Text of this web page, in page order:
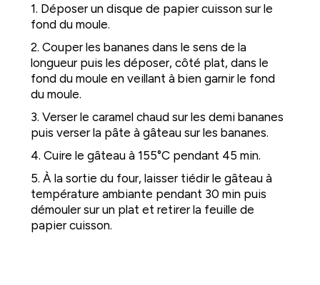
1. Déposer un disque de papier cuisson sur le
fond du moule.
2. Couper les bananes dans le sens de la
longueur puis les déposer, côté plat, dans le
fond du moule en veillant à bien garnir le fond
du moule.
3. Verser le caramel chaud sur les demi bananes
puis verser la pâte à gâteau sur les bananes.
4. Cuire le gâteau à 155°C pendant 45 min.
5. À la sortie du four, laisser tiédir le gâteau à
température ambiante pendant 30 min puis
démouler sur un plat et retirer la feuille de
papier cuisson.